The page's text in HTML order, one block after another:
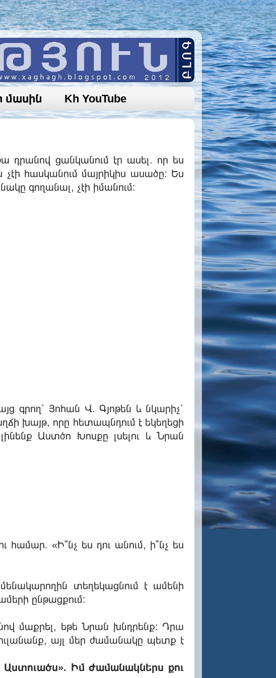
մասին Kh YouTube
ցանկանում էր ասել. որ ես
հասկանում մայրիկիս ասածը: Ես
գողանալ, չէի իմանում:
գրող՝ Յոհան Վ. Գյոթեն և նկարիչ՝
խայթ, որը հետապնդում է եկեղեցի
Աստծո Խոսքը լսելու և Նրան
«Ի՞նչ ես դու անում, ի՞նչ ես
տեղեկացնում է ամենի
ընթացքում:
մաքրել, եթե Նրան խնդրենք: Դրա
այլ մեր ժամանակը պետք է
Աստուածս». Իմ ժամանակներս քու